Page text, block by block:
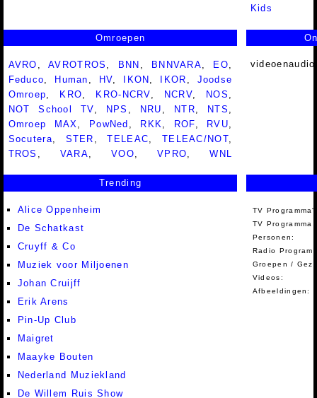
Kids
Omroepen
AVRO ,AVROTROS BNN BNNVARA EO
Feduco
Human HV IKON IKOR
Joodse
Omroep
KRO KRO-NCRV NCRV NOS
NOT School TV
NPS NRU NTR NTS
Omroep MAX
PowNed RKK ROF RVU
Socutera
STER ,TELEAC TELEAC/NOT
TROS
VARA ,VOO ,VPRO ,WNL
Trending
Alice Oppenheim
De Schatkast
Cruyff & Co
Muziek voor Miljoenen
Johan Cruijff
Erik Arens
Pin-Up Club
Maigret
Maayke Bouten
Nederland Muziekland
De Willem Ruis Show
TV
TV Programma
Personen:
Radio
Groepen /
Videos:
Afbeeldingen: